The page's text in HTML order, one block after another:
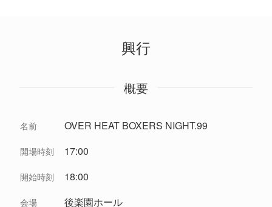
興行
概要
名前 OVER HEAT BOXERS NIGHT.99
開場時刻 17:00
開始時刻 18:00
会場 後楽園ホール